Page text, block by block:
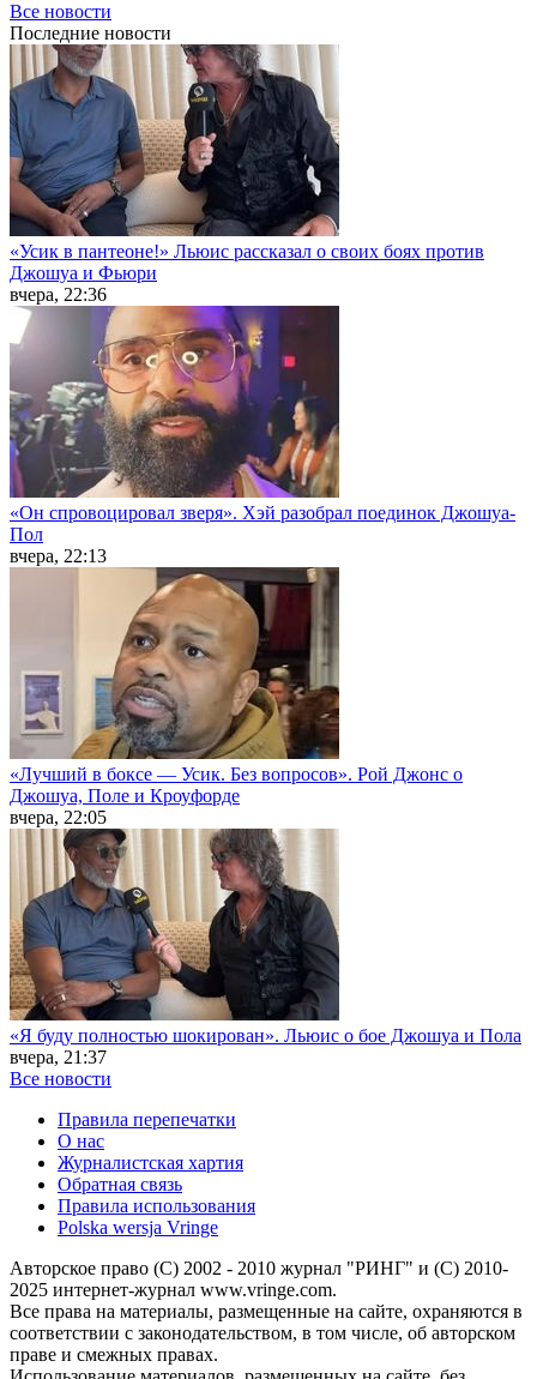
Все новости
Последние новости
«Усик в пантеоне!» Льюис рассказал о своих боях против
Джошуа и Фьюри
вчера, 22:36
«Он спровоцировал зверя». Хэй разобрал поединок Джошуа-
Пол
вчера, 22:13
«Лучший в боксе — Усик. Без вопросов». Рой Джонс о
Джошуа, Поле и Кроуфорде
вчера, 22:05
«Я буду полностью шокирован». Льюис о бое Джошуа и Пола
вчера, 21:37
Все новости
Правила перепечатки
О нас
Журналистская хартия
Обратная связь
Правила использования
Polska wersja Vringe
Авторское право (С) 2002 - 2010 журнал "РИНГ" и (С) 2010-
2025 интернет-журнал www.vringe.com.
Все права на материалы, размещенные на сайте, охраняются в
соответствии с законодательством, в том числе, об авторском
праве и смежных правах.